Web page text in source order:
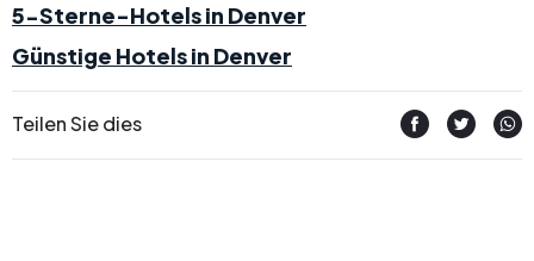
5-Sterne-Hotels in Denver
Günstige Hotels in Denver
Teilen Sie dies